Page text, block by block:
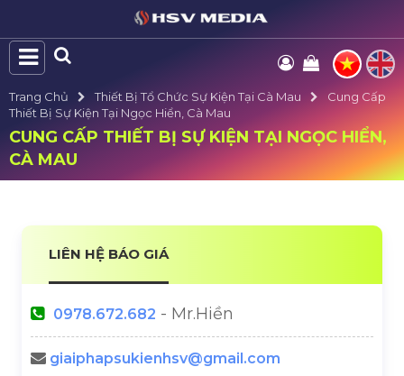
Trang Chủ Thiết Bị Tổ Chức Sự Kiện Tại Cà Mau
Cung Cấp
Thiết Bị Sự Kiện Tại Ngọc Hiển, Cà Mau
CUNG CẤP THIẾT BỊ SỰ KIỆN TẠI NGỌC HIỂN,
CÀ MAU
LIÊN HỆ BÁO GIÁ
0978.672.682 - Mr.Hiền
giaiphapsukienhsv@gmail.com